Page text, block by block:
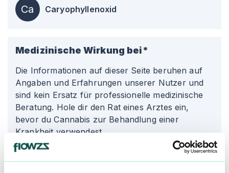
Ca Caryophyllenoxid
Medizinische Wirkung bei*
Die Informationen auf dieser Seite beruhen auf
Angaben und Erfahrungen unserer Nutzer und
sind kein Ersatz für professionelle medizinische
Beratung. Hole dir den Rat eines Arztes ein,
bevor du Cannabis zur Behandlung einer
Krankheit verwendest.